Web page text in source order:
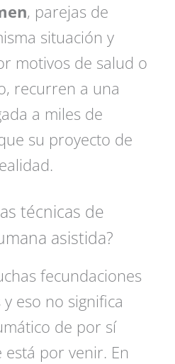
, parejas de
situación y
motivos de salud o
recurren a una
a miles de
su proyecto de
técnicas de
asistida?
fecundaciones
eso no significa
de por sí
por venir. En